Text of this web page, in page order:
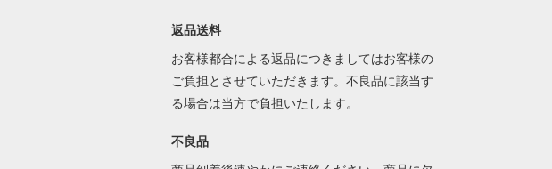
返品送料
お客様都合による返品につきましてはお客様の
ご負担とさせていただきます。不良品に該当す
る場合は当方で負担いたします。
不良品